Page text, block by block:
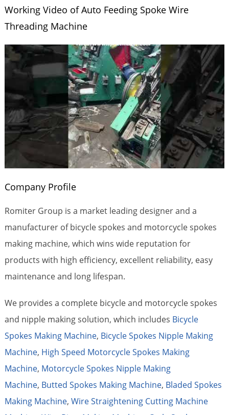
Working Video of Auto Feeding Spoke Wire
Threading Machine
Company Profile
Romiter Group is a market leading designer and a
manufacturer of bicycle spokes and motorcycle spokes
making machine, which wins wide reputation for
products with high efficiency, excellent reliability, easy
maintenance and long lifespan.
We provides a complete bicycle and motorcycle spokes
and nipple making solution, which includes Bicycle
Spokes Making Machine, Bicycle Spokes Nipple Making
Machine, High Speed Motorcycle Spokes Making
Machine, Motorcycle Spokes Nipple Making
Machine, Butted Spokes Making Machine, Bladed Spokes
Making Machine, Wire Straightening Cutting Machine